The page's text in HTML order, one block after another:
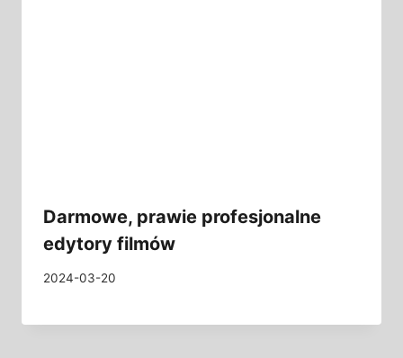
Darmowe, prawie profesjonalne
edytory filmów
2024-03-20